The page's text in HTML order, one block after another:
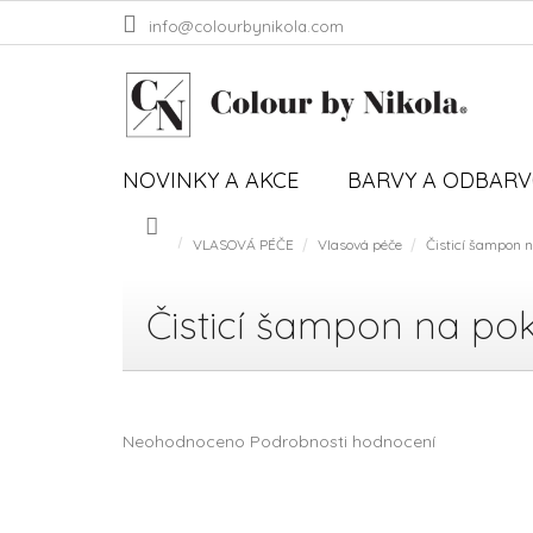
info@colourbynikola.com
NOVINKY A AKCE BARVY A
DomůVLASOVÁ PÉČE Vlasová péče Čisticí šampon
Čisticí šampon na
Průměrné
Neohodnoceno Podrobnosti hodnocení